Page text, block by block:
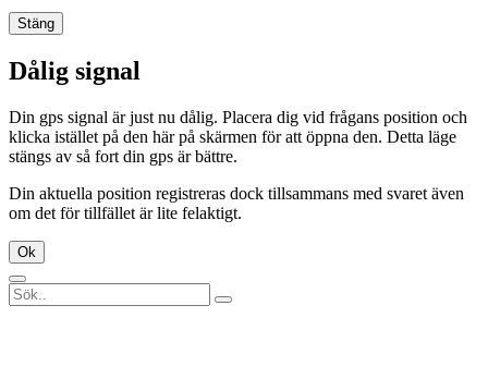
Stäng
Dålig signal
Din gps signal är just nu dålig. Placera dig vid frågans position och
klicka istället på den här på skärmen för att öppna den. Detta läge
stängs av så fort din gps är bättre.
Din aktuella position registreras dock tillsammans med svaret även
om det för tillfället är lite felaktigt.
Ok